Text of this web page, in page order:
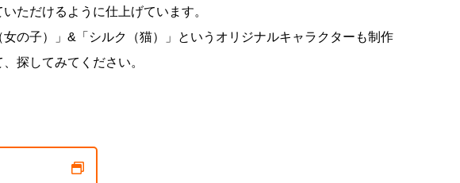
ただけるように仕上げています。
の子）」&「シルク（猫）」というオリジナルキャラクターも制作
探してみてください。